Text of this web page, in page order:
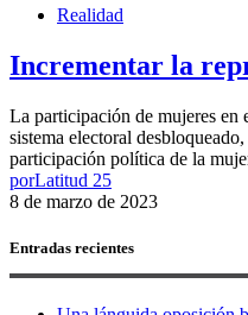
Realidad
Incrementar la
La participación de mujeres en
sistema electoral
participación política de la
porLatitud 25
8 de marzo de 2023
Entradas recientes